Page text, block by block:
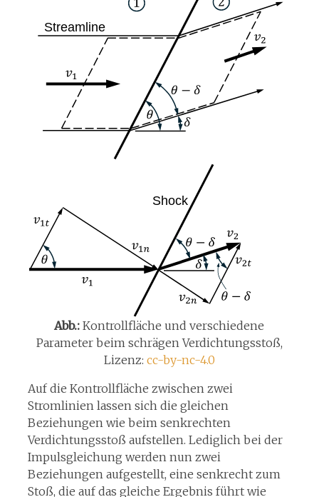
Abb.:Kontrollfläche und verschiedene
Parameter beim schrägen Verdichtungsstoß,
Lizenz: cc-by-nc-4.0
Auf die Kontrollfläche zwischen zwei
Stromlinien lassen sich die gleichen
Beziehungen wie beim senkrechten
Verdichtungsstoß aufstellen. Lediglich bei der
Impulsgleichung werden nun zwei
Beziehungen aufgestellt, eine senkrecht zum
Stoß, die auf das gleiche Ergebnis führt wie